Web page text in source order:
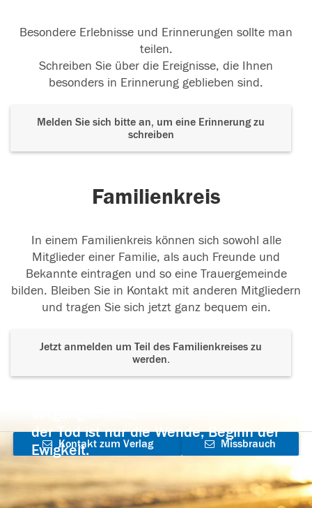
Besondere Erlebnisse und Erinnerungen sollte man
teilen.
Schreiben Sie über die Ereignisse, die Ihnen
besonders in Erinnerung geblieben sind.
Melden Sie sich bitte an, um eine Erinnerung zu
schreiben
Familienkreis
In einem Familienkreis können sich sowohl alle
Mitglieder einer Familie, als auch Freunde und
Bekannte eintragen und so eine Trauergemeinde
bilden. Bleiben Sie in Kontakt mit anderen Mitgliedern
und tragen Sie sich jetzt ganz bequem ein.
Jetzt anmelden um Teil des Familienkreises zu
werden.
der Tod ist nur die Wende, Beginn der
Ewigkeit.
Kontakt zum Verlag
aufnehmen
Missbrauch